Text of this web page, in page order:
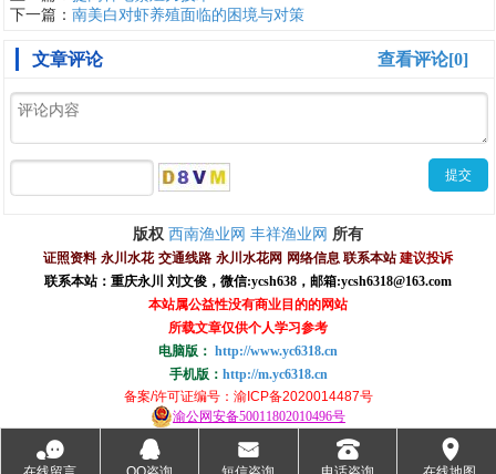
下一篇： 南美白对虾养殖面临的困境与对策
查看评论[0]
文章评论
版权 西南渔业网 丰祥渔业网 所有
证照资料 永川水花 交通线路 永川水花网 网络信息 联系本站 建议投诉
联系本站：重庆永川 刘文俊， 微信:ycsh638 ， 邮箱:ycsh6318@163.com
本站属公益性没有商业目的的网站
所载文章仅供个人学习参考
电脑版： http://www.yc6318.cn
手机版： http://m.yc6318.cn
备案/许可证编号：渝ICP备2020014487号
渝公网安备50011802010496号
󰂮 󰇇 󰄸 󰇯 󰅊